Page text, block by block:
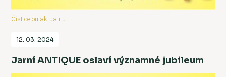
Číst celou aktualitu
12. 03. 2024
Jarní ANTIQUE oslaví významné jubileum